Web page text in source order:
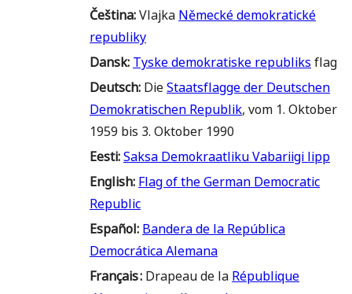
Čeština:VlajkaNěmecké demokratické
republiky
Dansk:Tyske demokratiske republiksflag
Deutsch:DieStaatsflagge der Deutschen
Demokratischen Republik , vom 1. Oktober
1959 bis 3. Oktober 1990
Eesti:Saksa Demokraatliku Vabariigi lipp
English:Flag of the German Democratic
Republic
Español:Bandera de la República
Democrática Alemana
Français:Drapeau de laRépublique